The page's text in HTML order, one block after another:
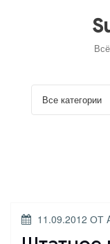
Искать
11.09.2012 ОТ